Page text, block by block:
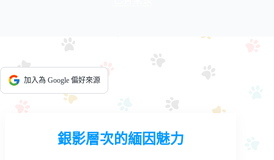
加入為 Google 偏好來源
銀影層次的緬因魅力